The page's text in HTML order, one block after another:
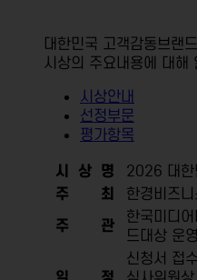
대한민국 고객감동브랜
시상의 주요내용에 대해
시상안내
선정부문
평가항목
시 상 명
2026 대한
주 최
한경비즈
주 관
한국미디
드대상 운
신청서 접